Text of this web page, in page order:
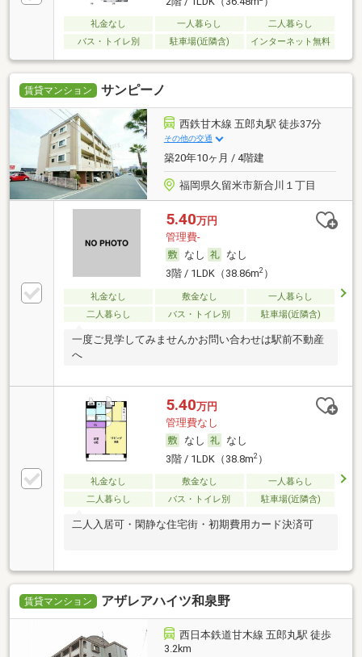
礼金なし 一人暮らし
二人暮らし
バス・トイレ別
駐車場(近隣含) インターネット無料
賃貸マンション サンピーノ
西鉄甘木線 五郎丸駅 徒歩37分
その他の交通
築20年10ヶ月 / 4階建
福岡県久留米市新合川１丁目
5.40万円
管理費-
なし
なし
3階 / 1LDK（38.86m2）
礼金なし 敷金なし
一人暮らし
二人暮らし
バス・トイレ別 駐車場(近隣含)
一度ご見学してみませんかお問い合わせは駅前不動産
へ
5.40万円
管理費なし
なし
なし
3階 / 1LDK（38.8m2）
礼金なし 敷金なし
一人暮らし
二人暮らし
バス・トイレ別 駐車場(近隣含)
二人入居可・閑静な住宅街・初期費用カード決済可
賃貸マンション アザレアハイツ和泉野
西日本鉄道甘木線 五郎丸駅 徒歩
3.2km